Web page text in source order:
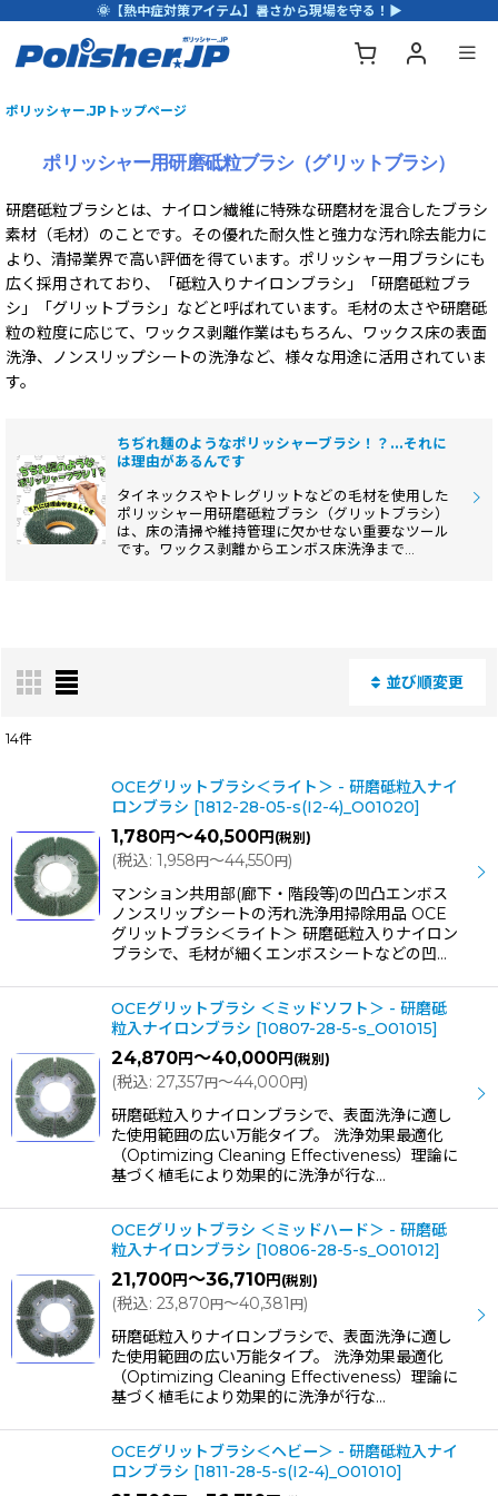
🌞【熱中症対策アイテム】暑さから現場を守る！▶
ポリッシャー.JPトップページ
ポリッシャー用研磨砥粒ブラシ（グリットブラシ）
研磨砥粒ブラシとは、ナイロン繊維に特殊な研磨材を混合したブラシ
素材（毛材）のことです。その優れた耐久性と強力な汚れ除去能力に
より、清掃業界で高い評価を得ています。ポリッシャー用ブラシにも
広く採用されており、「砥粒入りナイロンブラシ」「研磨砥粒ブラ
シ」「グリットブラシ」などと呼ばれています。毛材の太さや研磨砥
粒の粒度に応じて、ワックス剥離作業はもちろん、ワックス床の表面
洗浄、ノンスリップシートの洗浄など、様々な用途に活用されていま
す。
ちぢれ麺のようなポリッシャーブラシ！？…それに
は理由があるんです
タイネックスやトレグリットなどの毛材を使用した
ポリッシャー用研磨砥粒ブラシ（グリットブラシ）
は、床の清掃や維持管理に欠かせない重要なツール
です。ワックス剥離からエンボス床洗浄まで…
並び順変更
並び順:
絞り込む
14件
OCEグリットブラシ＜ライト＞ - 研磨砥粒入ナイ
ロンブラシ [1812-28-05-s(I2-4)_O01020]
1,780円～40,500円 (税別)
(税込: 1,958円～44,550円)
マンション共用部(廊下・階段等)の凹凸エンボス
ノンスリップシートの汚れ洗浄用掃除用品 OCE
グリットブラシ＜ライト＞ 研磨砥粒入りナイロン
ブラシで、毛材が細くエンボスシートなどの凹…
OCEグリットブラシ ＜ミッドソフト＞ - 研磨砥
粒入ナイロンブラシ [10807-28-5-s_O01015]
24,870円～40,000円 (税別)
(税込: 27,357円～44,000円)
研磨砥粒入りナイロンブラシで、表面洗浄に適し
た使用範囲の広い万能タイプ。 洗浄効果最適化
（Optimizing Cleaning Effectiveness）理論に
基づく植毛により効果的に洗浄が行な…
OCEグリットブラシ ＜ミッドハード＞ - 研磨砥
粒入ナイロンブラシ [10806-28-5-s_O01012]
21,700円～36,710円 (税別)
(税込: 23,870円～40,381円)
研磨砥粒入りナイロンブラシで、表面洗浄に適し
た使用範囲の広い万能タイプ。 洗浄効果最適化
（Optimizing Cleaning Effectiveness）理論に
基づく植毛により効果的に洗浄が行な…
OCEグリットブラシ＜ヘビー＞ - 研磨砥粒入ナイ
ロンブラシ [1811-28-5-s(I2-4)_O01010]